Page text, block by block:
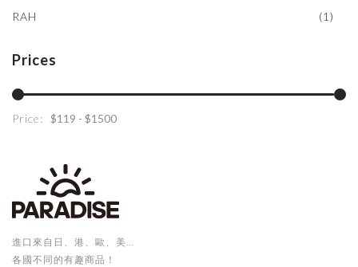
RAH
(1)
Prices
Price:
進口來自日、港、歐、美...
各國不同的有趣商品！